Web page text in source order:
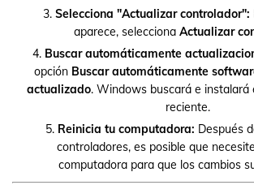
Selecciona "Actualizar controlador":
aparece, selecciona Actualizar
Buscar automáticamente
opción Buscar automáticamente
actualizado. Windows buscará e instalará
reciente.
Reinicia tu computadora: Después
controladores, es posible que
computadora para que los cambios